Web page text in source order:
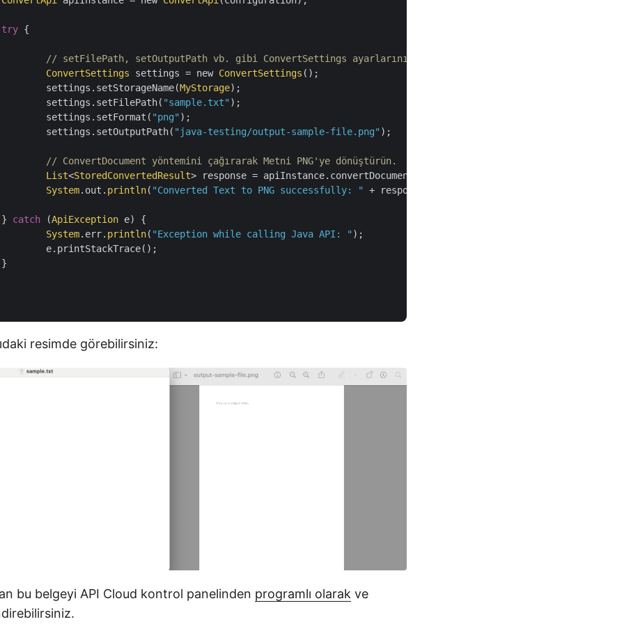
try {
// setFilePath, setOutputPath vb. gibi ConvertSettings ayarlarının bir örneğini başlatın.
ConvertSettings settings = new ConvertSettings ();
			settings.setStorageName(
MyStorage);
			settings.setFilePath(
"sample.txt" );
			settings.setFormat(
"png" );
			settings.setOutputPath(
"java-testing/output-sample-file.png" );
// ConvertDocument yöntemini çağırarak Metni PNG'ye dönüştürün.
List<StoredConvertedResult> response = apiInstance.convertDocument(new
System.out. println( "Converted Text to PNG successfully: " + response);
		}
catch (ApiException e) {
System.err. println( "Exception while calling Java API: " );
resimde görebilirsiniz:
bu belgeyi API Cloud kontrol panelinden programlı olarak ve